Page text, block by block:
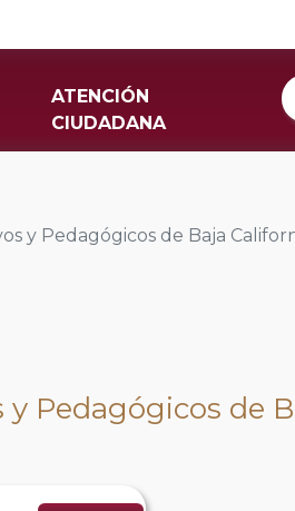
ATENCIÓN
CIUDADANA
y Pedagógicos de Baja
Pedagógicos de